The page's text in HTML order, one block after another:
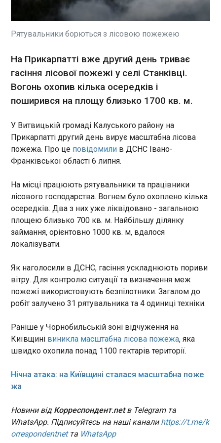
гендиректора морського торговельного порту
Лавна Станіслава Мультаха, якого пов'язують із
бізнесом мільярдера Аркадія Ротенберга. Про
затриманого під варту за звинуваченням у
розтраті в особливо великому розмірі. Як
відомо, Мультах очолив порт у 2021 році, а до
цього працював у ГТЛК, яку курував колишній
міністр транспорту Максим Соколов, якого
також пов'язують із інтересами Ротенберга.
ЧИТАТЬ
На Прикарпатті другий день не можуть
загасити лісову пожежу
17:37:06
У Витвицькій громаді Калуського району на
Прикарпатті другий день вирує масштабна
лісова пожежа. Про це повідомили в ДСНС
Івано-Франківської області 6 липня. На місці
працюють рятувальники та працівники лісового
осередків. Два з них уже ліквідовано -
загальною площею близько 700 кв. м.
Найбільшу ділянку займання, орієнтовно 1000
кв. м, вдалося локалізувати.
ЄС шукає рішення для зменшення черг на
кордонах
17:31:04
Європейська комісія проведе експертну зустріч
роботи нової системи в’їзду та виїзду (EES) і
шляхів усунення проблем, що виникають на
кордонах. Про це повідомив речник Єврокомісії
Маркус Ламмерт, передає ЄП у понеділок, 6
липня.
ЧИТАТЬ
Україна скликає екстрене засідання Радбезу
ООН
Україна офіційно звернулася з проханням про
скликання екстреного засідання Ради безпеки
масштабним ударом російських агресорів. Про
це повідомив міністр закордонних справ Андрій
Сибіга в соцмережі Х у понеділок, 6 липня.
ЧИТАТЬ
Рятувальники борються з лісовою пожежею
На Прикарпатті вже другий день триває
гасіння лісової пожежі у селі Станківці.
Вогонь охопив кілька осередків і
поширився на площу близько 1700 кв. м.
У Витвицькій громаді Калуського району на
Прикарпатті другий день вирує масштабна лісова
пожежа. Про це повідомили в ДСНС Івано-
Франківської області 6 липня.
На місці працюють рятувальники та працівники
лісового господарства. Вогнем було охоплено кілька
осередків. Два з них уже ліквідовано - загальною
площею близько 700 кв. м. Найбільшу ділянку
займання, орієнтовно 1000 кв. м, вдалося
локалізувати.
Як наголосили в ДСНС, гасіння ускладнюють пориви
вітру. Для контролю ситуації та визначення меж
пожежі використовують безпілотники. Загалом до
робіт залучено 31 рятувальника та 4 одиниці техніки.
Раніше у Чорнобильській зоні відчуження на
Київщині виникла масштабна лісова пожежа, яка
швидко охопила понад 1100 гектарів території.
Нічна атака: на Київщині сталася масштабна поже
жа
Новини від Корреспондент.netв Telegram та
WhatsApp. Підписуйтесь на наші канали https://t.me/k
orrespondentnetта WhatsApp